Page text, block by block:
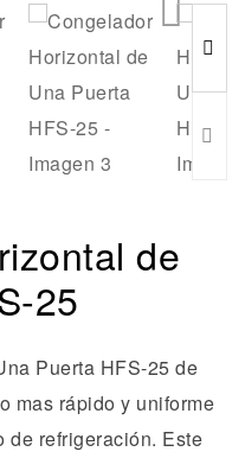
🔍
de
25
Puerta HFS-25 de
mas rápido y uniforme
de refrigeración. Este